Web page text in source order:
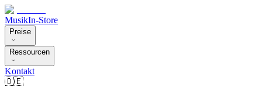
MusikIn-Store
Preise
Ressourcen
Kontakt
🇩🇪